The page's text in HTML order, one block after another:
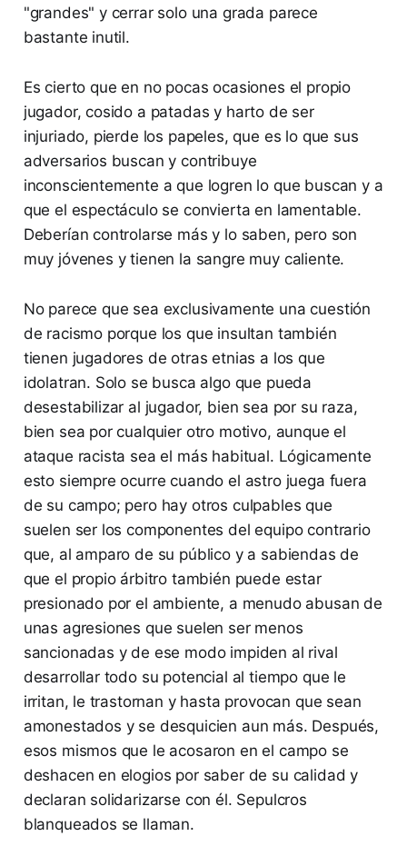
"grandes" y cerrar solo una grada parece
bastante inutil.
Es cierto que en no pocas ocasiones el propio
jugador, cosido a patadas y harto de ser
injuriado, pierde los papeles, que es lo que sus
adversarios buscan y contribuye
inconscientemente a que logren lo que buscan y a
que el espectáculo se convierta en lamentable.
Deberían controlarse más y lo saben, pero son
muy jóvenes y tienen la sangre muy caliente.
No parece que sea exclusivamente una cuestión
de racismo porque los que insultan también
tienen jugadores de otras etnias a los que
idolatran. Solo se busca algo que pueda
desestabilizar al jugador, bien sea por su raza,
bien sea por cualquier otro motivo, aunque el
ataque racista sea el más habitual. Lógicamente
esto siempre ocurre cuando el astro juega fuera
de su campo; pero hay otros culpables que
suelen ser los componentes del equipo contrario
que, al amparo de su público y a sabiendas de
que el propio árbitro también puede estar
presionado por el ambiente, a menudo abusan de
unas agresiones que suelen ser menos
sancionadas y de ese modo impiden al rival
desarrollar todo su potencial al tiempo que le
irritan, le trastornan y hasta provocan que sean
amonestados y se desquicien aun más. Después,
esos mismos que le acosaron en el campo se
deshacen en elogios por saber de su calidad y
declaran solidarizarse con él. Sepulcros
blanqueados se llaman.